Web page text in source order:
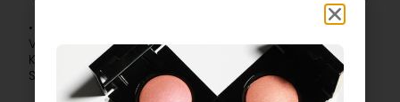
•
Verwenden Sie leuchtendes Beige zum Aufhellen,
Kupfer zum Intensivieren und tiefes Braun zum
Strukturieren.